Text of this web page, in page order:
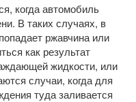
когда автомобиль
В таких случаях, в
ржавчина или
как результат
жидкости, или
случаи, когда для
туда заливается